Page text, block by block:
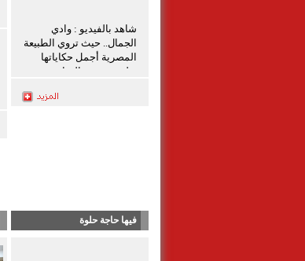
شاهد بالفيديو : وادي
الجمال.. حيث تروي الطبيعة
المصرية أجمل حكاياتها
تعليق شيرين الشافعى
فيها حاجة حلوة